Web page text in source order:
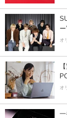
ー
オ
オ